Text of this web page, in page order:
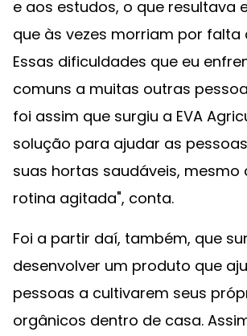
e aos estudos, o que resultava
que às vezes morriam por falta
Essas dificuldades que eu
comuns a muitas outras
foi assim que surgiu a EVA
solução para ajudar as
suas hortas saudáveis, mesmo
rotina agitada", conta.
Foi a partir daí, também, que
desenvolver um produto que
pessoas a cultivarem seus
orgânicos dentro de casa.